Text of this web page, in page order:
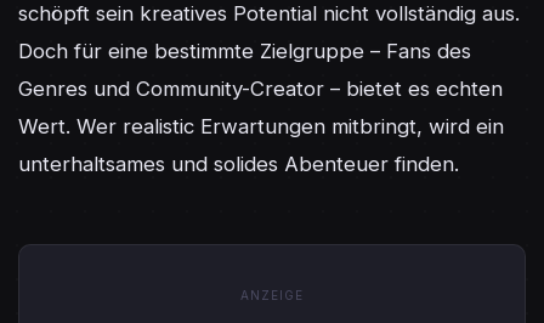
schöpft sein kreatives Potential nicht vollständig aus.
Doch für eine bestimmte Zielgruppe – Fans des
Genres und Community-Creator – bietet es echten
Wert. Wer realistic Erwartungen mitbringt, wird ein
unterhaltsames und solides Abenteuer finden.
ANZEIGE